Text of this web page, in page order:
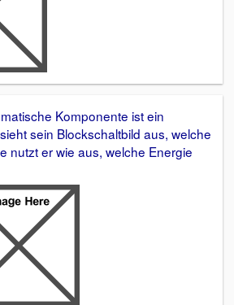
Komponente ist ein
sein Blockschaltbild aus, welche
nutzt er wie aus, welche Energie